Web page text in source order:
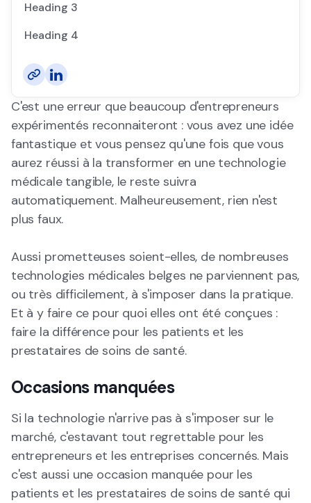
Heading 3
Heading 4
C'est une erreur que beaucoup d'entrepreneurs
expérimentés reconnaiteront : vous avez une idée
fantastique et vous pensez qu'une fois que vous
aurez réussi à la transformer en une technologie
médicale tangible, le reste suivra
automatiquement. Malheureusement, rien n'est
plus faux.
Aussi prometteuses soient-elles, de nombreuses
technologies médicales belges ne parviennent pas,
ou très difficilement, à s'imposer dans la pratique.
Et à y faire ce pour quoi elles ont été conçues :
faire la différence pour les patients et les
prestataires de soins de santé.
Occasions manquées
Si la technologie n'arrive pas à s'imposer sur le
marché, c'estavant tout regrettable pour les
entrepreneurs et les entreprises concernés. Mais
c'est aussi une occasion manquée pour les
patients et les prestataires de soins de santé qui